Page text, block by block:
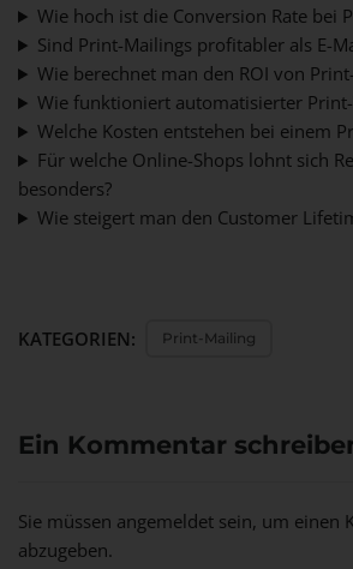
Wie hoch ist die Conversion Rate bei
Sind Print-Mailings profitabler als E-
Wie berechnet man den ROI von
Wie funktioniert automatisierter Print-
Welche Kosten entstehen bei einem
Für welche Online-Shops lohnt sich
besonders?
Wie steigert man den Customer
KATEGORIEN: Print-Mailing
Ein Kommentar
Sie müssen angemeldet sein, um einen
abzugeben.